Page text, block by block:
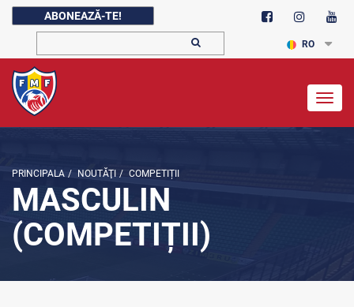
ABONEAZĂ-TE!
RO
PRINCIPALA / NOUTĂŢI / COMPETIȚII
MASCULIN
(COMPETIȚII)